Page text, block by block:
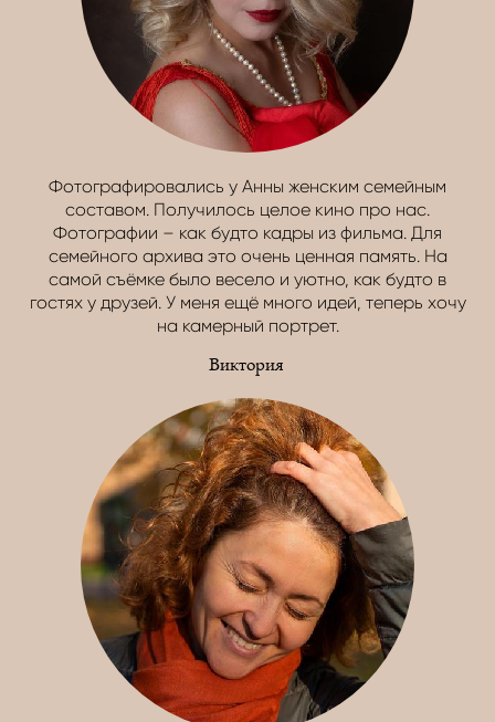
Фотографировались у Анны женским семейным
составом. Получилось целое кино про нас.
Фотографии – как будто кадры из фильма. Для
семейного архива это очень ценная память. На
самой съёмке было весело и уютно, как будто в
гостях у друзей. У меня ещё много идей, теперь хочу
на камерный портрет.
Виктория